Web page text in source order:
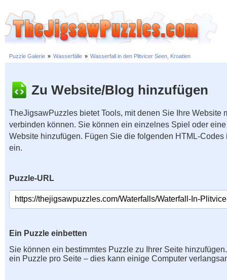
Puzzle Galerie » Wasserfälle » Wasserfall in den Plitvicer Seen, Kroatien
Zu Website/Blog hinzufügen
TheJigsawPuzzles bietet Tools, mit denen Sie Ihre Website
verbinden können. Sie können ein einzelnes Spiel oder
Website hinzufügen. Fügen Sie die folgenden HTML-
ein.
Puzzle-URL
Ein Puzzle einbetten
Sie können ein bestimmtes Puzzle zu Ihrer Seite
ein Puzzle pro Seite – dies kann einige Computer